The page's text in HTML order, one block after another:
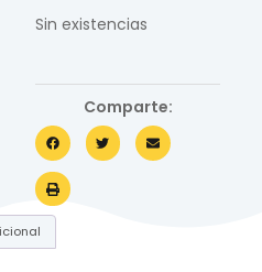
Sin existencias
Comparte: